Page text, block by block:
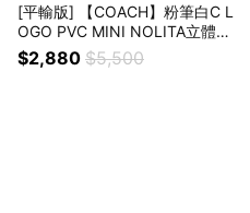
[平輸版] 【COACH】粉筆白C L
OGO PVC MINI NOLITA立體造
型鑰匙圈掛飾 真品平輸
$2,880 $5,500